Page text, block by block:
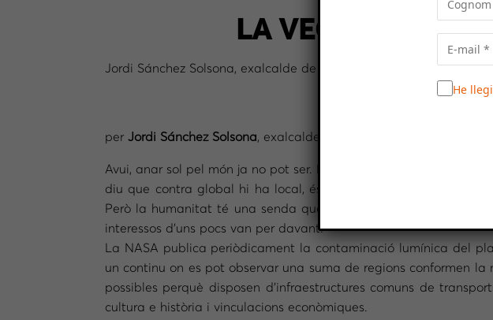
LA VEGUERIA
Jordi Sánchez Solsona, exalcalde de Calafell i expresident del
el traçat ferroviari
per Jordi Sánchez Solsona, exalcalde de Calafell i expresident del
Avui, anar sol pel món ja no pot ser. Ens trobem amb municipis,
diu que contra global hi ha local, és veritat, comparteixo, que
Però la humanitat té una senda que és el progrés, encara
interessos d’uns pocs van per davant.
La NASA publica periòdicament la contaminació lumínica del
un continu on es pot observar una suma de regions conformen
possibles perquè disposen d’infraestructures comuns de
cultura e història i vinculacions econòmiques.
He